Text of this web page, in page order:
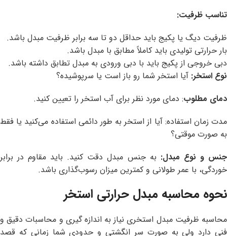
تناسب ظرفیت:
ظرفیت دیگ یا پکیج باید حداقل دو تا سه برابر ظرفیت مبدل باشد.
بار حرارتی تولیدی باید کاملاً مطابق با مبدل باشد.
دبی خروجی از پکیج باید با دبی ورودی به مبدل تطابق داشته باشد.
نوع استخر: آیا استخر شما رو باز است یا سرپوشیده؟
دمای مطلوب: دمای مورد نظر برای آب استخر را تعیین کنید.
مدت زمان استفاده: آیا از استخر به طور دائمی استفاده می‌کنید یا فقط
به صورت موقتی؟
جنس و نوع مبدل: به جنس مبدل دقت کنید. باید مقاوم در برابر
خوردگی، با عمر طولانی و کمترین میزان رسوب‌گذاری باشد.
نحوه محاسبه مبدل حرارتی استخر
محاسبه ظرفیت مبدل استخری نیاز به اندازه گیری و محاسبات دقیق و
فنی دارد ولی به صورت سر انگشتی و حدودی شما زمانی که قصد